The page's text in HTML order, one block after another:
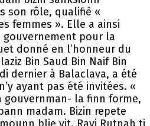
son rôle, qualifié «
femmes ». Elle a ainsi
pour la
donné en l’honneur du
Bin Saud Bin Naif Bin
dernier à Balaclava, a été
ayant pas été invitées. «
gouvernman- la finn forme,
madam. Bizin repete
blie vit. Ravi Rutnah ti